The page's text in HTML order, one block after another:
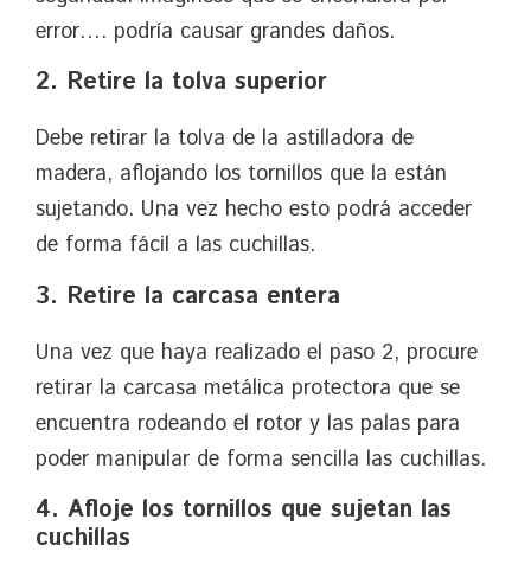
error…. podría causar grandes daños.
2. Retire la tolva superior
Debe retirar la tolva de la astilladora de
madera, aflojando los tornillos que la están
sujetando. Una vez hecho esto podrá acceder
de forma fácil a las cuchillas.
3. Retire la carcasa entera
Una vez que haya realizado el paso 2, procure
retirar la carcasa metálica protectora que se
encuentra rodeando el rotor y las palas para
poder manipular de forma sencilla las cuchillas.
4. Afloje los tornillos que sujetan las
cuchillas